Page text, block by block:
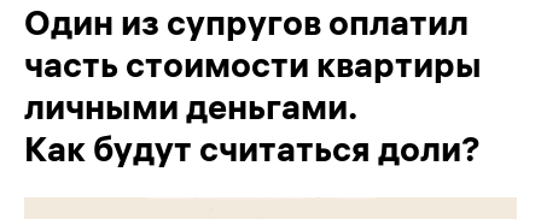
Один из супругов оплатил
часть стоимости квартиры
личными деньгами.
Как будут считаться доли?